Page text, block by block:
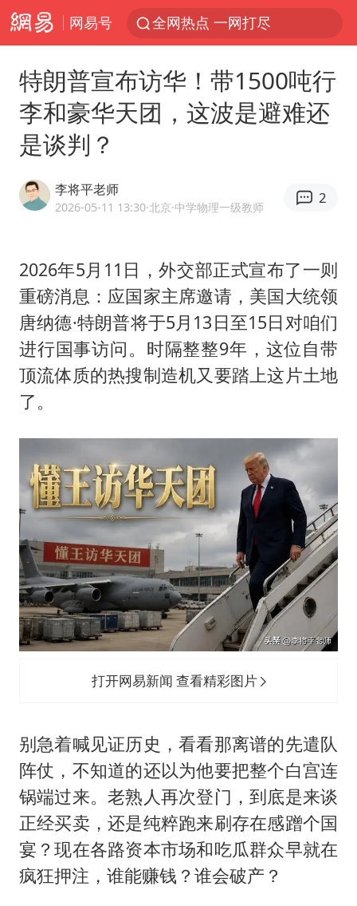
网易号 全网热点 一网打尽
特朗普宣布访华！带1500吨行
李和豪华天团，这波是避难还
是谈判？
李将平老师
2026-05-11 13:30·北京·中学物理一级教师
2
2026年5月11日，外交部正式宣布了一则
重磅消息：应国家主席邀请，美国大统领
唐纳德·特朗普将于5月13日至15日对咱们
进行国事访问。时隔整整9年，这位自带
顶流体质的热搜制造机又要踏上这片土地
了。
打开网易新闻 查看精彩图片
别急着喊见证历史，看看那离谱的先遣队
阵仗，不知道的还以为他要把整个白宫连
锅端过来。老熟人再次登门，到底是来谈
正经买卖，还是纯粹跑来刷存在感蹭个国
宴？现在各路资本市场和吃瓜群众早就在
疯狂押注，谁能赚钱？谁会破产？